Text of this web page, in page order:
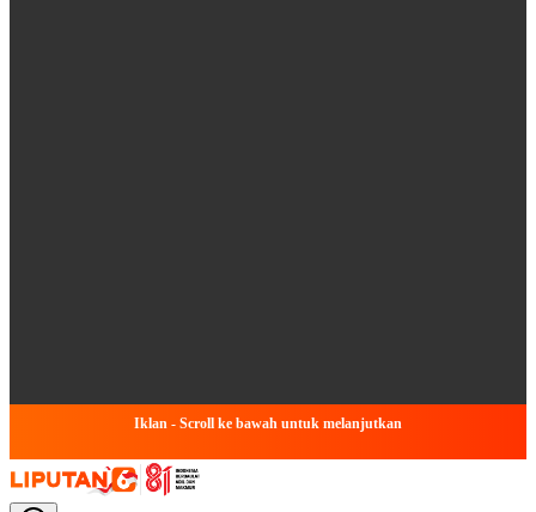
Iklan - Scroll ke bawah untuk melanjutkan